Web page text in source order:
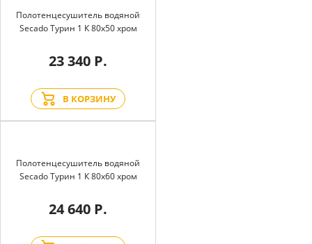
Полотенцесушитель водяной
Secado Турин 1 К 80x50 хром
23 340 Р.
В КОРЗИНУ
Полотенцесушитель водяной
Secado Турин 1 К 80x60 хром
24 640 Р.